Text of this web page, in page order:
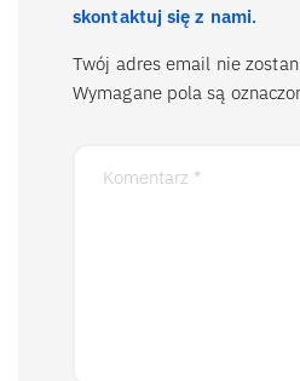
skontaktuj się z nami.
Twój adres email nie
Wymagane pola są